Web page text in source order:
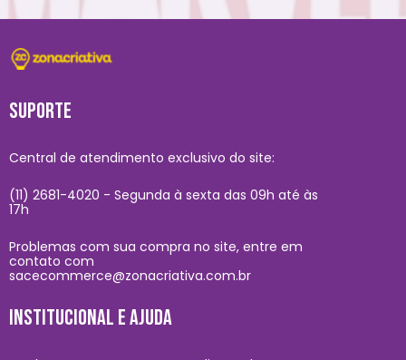
SUPORTE
Central de atendimento exclusivo do site:
(11) 2681-4020 - Segunda à sexta das 09h até às
17h
Problemas com sua compra no site, entre em
contato com
sacecommerce@zonacriativa.com.br
INSTITUCIONAL E AJUDA